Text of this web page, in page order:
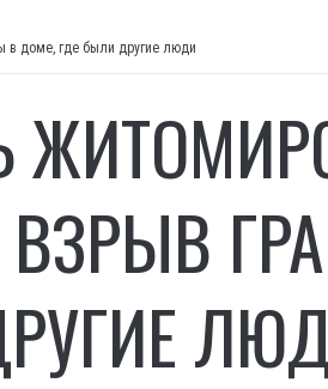
в доме, где были другие люди